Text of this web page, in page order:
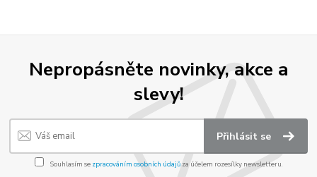
Nepropásněte novinky, akce a
slevy!
Přihlásit se
Souhlasím se zpracováním osobních údajůza účelem rozesílky newsletteru.